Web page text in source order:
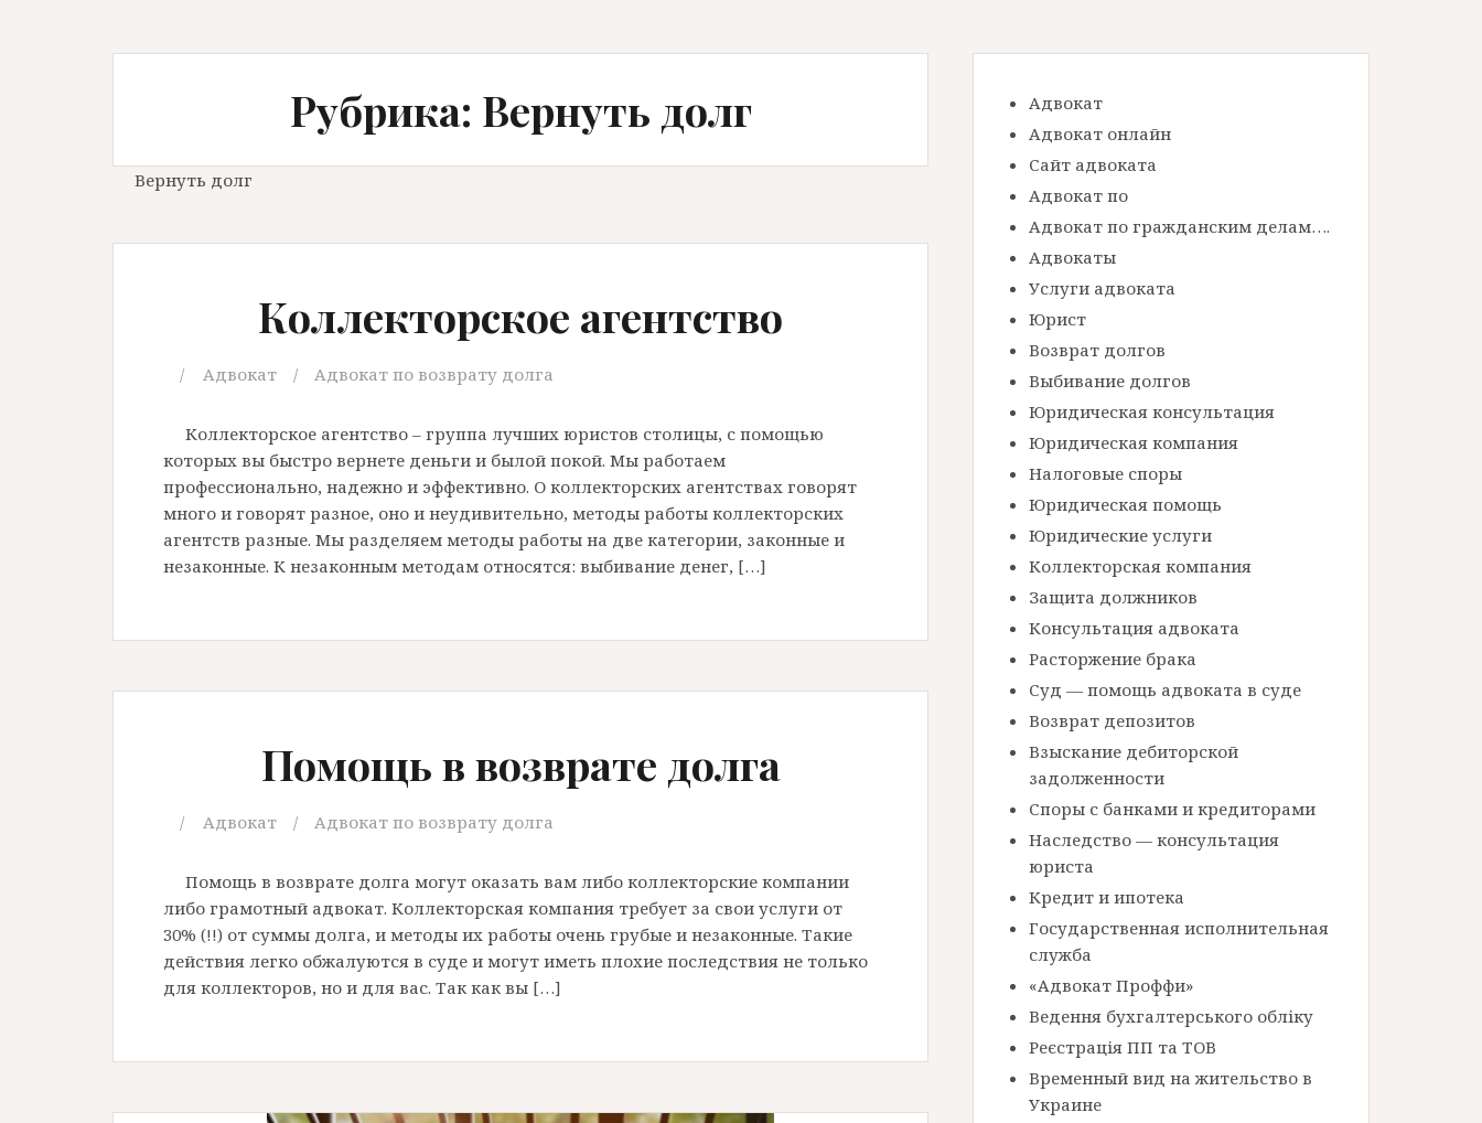
Рубрика: Вернуть долг
Вернуть долг
Коллекторское агентство
Адвокат Адвокат по возврату долга
Коллекторское агентство – группа лучших юристов столицы, с помощью
которых вы быстро вернете деньги и былой покой. Мы работаем
профессионально, надежно и эффективно. О коллекторских агентствах говорят
много и говорят разное, оно и неудивительно, методы работы коллекторских
агентств разные. Мы разделяем методы работы на две категории, законные и
незаконные. К незаконным методам относятся: выбивание денег, […]
Помощь в возврате долга
Адвокат Адвокат по возврату долга
Помощь в возврате долга могут оказать вам либо коллекторские компании
либо грамотный адвокат. Коллекторская компания требует за свои услуги от
30% (!!) от суммы долга, и методы их работы очень грубые и незаконные. Такие
действия легко обжалуются в суде и могут иметь плохие последствия не только
для коллекторов, но и для вас. Так как вы […]
Адвокат
Адвокат онлайн
Сайт адвоката
Адвокат по
Адвокат по гражданским делам….
Адвокаты
Услуги адвоката
Юрист
Возврат долгов
Выбивание долгов
Юридическая консультация
Юридическая компания
Налоговые споры
Юридическая помощь
Юридические услуги
Коллекторская компания
Защита должников
Консультация адвоката
Расторжение брака
Суд — помощь адвоката в суде
Возврат депозитов
Взыскание дебиторской
задолженности
Споры с банками и кредиторами
Наследство — консультация
юриста
Кредит и ипотека
Государственная исполнительная
служба
«Адвокат Проффи»
Ведення бухгалтерського обліку
Реєстрація ПП та ТОВ
Временный вид на жительство в
Украине